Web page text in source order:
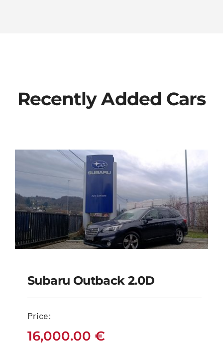
Recently Added Cars
Subaru Outback 2.0D
Subaru Outback 2.0D
Price:
16,000.00 €